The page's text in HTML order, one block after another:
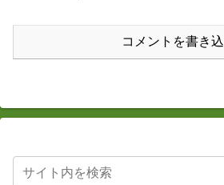
コメントを書き